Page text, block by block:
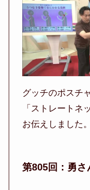
グッチのポスチ
「ストレートネ
お伝えしました。
第805回：勇さ